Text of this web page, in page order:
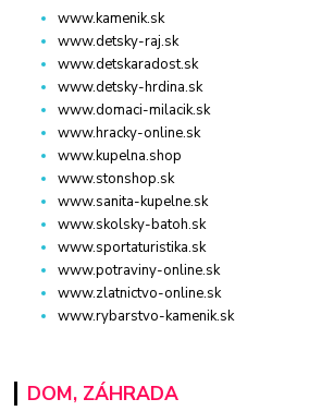
www.kamenik.sk
www.detsky-raj.sk
www.detskaradost.sk
www.detsky-hrdina.sk
www.domaci-milacik.sk
www.hracky-online.sk
www.kupelna.shop
www.stonshop.sk
www.sanita-kupelne.sk
www.skolsky-batoh.sk
www.sportaturistika.sk
www.potraviny-online.sk
www.zlatnictvo-online.sk
www.rybarstvo-kamenik.sk
DOM, ZÁHRADA